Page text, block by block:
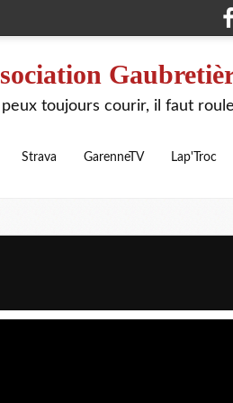
peux toujours courir, il faut
Strava GarenneTV Lap'Troc